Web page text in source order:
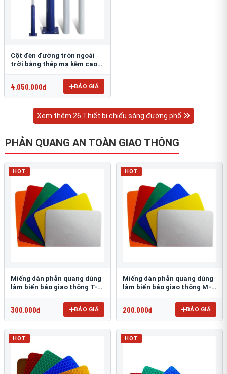
Cột đèn đường tròn ngoài
trời bằng thép mạ kẽm cao
4.050.000đ BÁO GIÁ
Xem thêm 26 Thiết bị chiếu sáng đường phố
PHẢN QUANG AN TOÀN GIAO THÔNG
HOT
Miếng dán phản quang dùng
làm biển báo giao thông T-
300.000đ BÁO GIÁ
HOT
Miếng dán phản quang dùng
làm biển báo giao thông M-
200.000đ BÁO GIÁ
HOT HOT